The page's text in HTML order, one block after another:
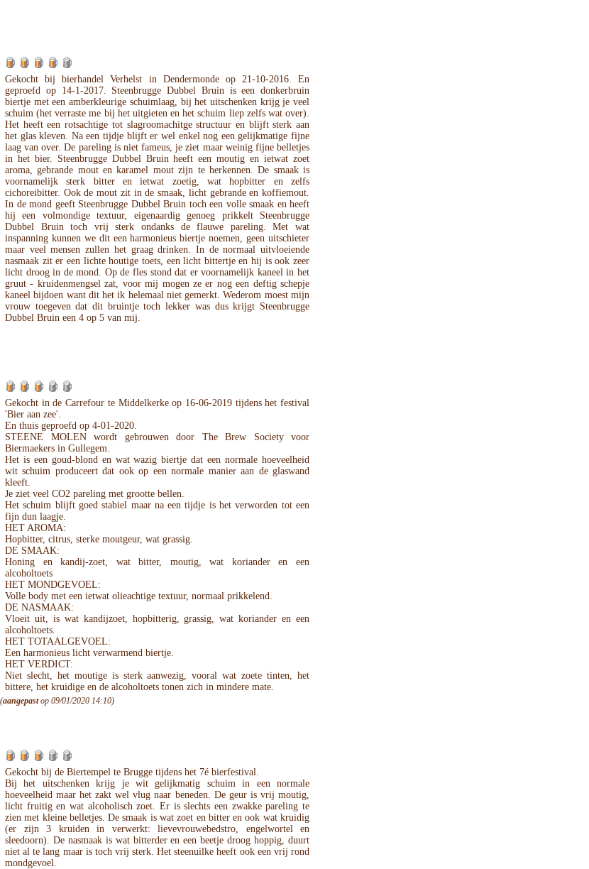
Gekocht bij bierhandel Verhelst in Dendermonde op 21-10-2016. En
geproefd op 14-1-2017. Steenbrugge Dubbel Bruin is een donkerbruin
biertje met een amberkleurige schuimlaag, bij het uitschenken krijg je veel
schuim (het verraste me bij het uitgieten en het schuim liep zelfs wat over).
Het heeft een rotsachtige tot slagroomachitge structuur en blijft sterk aan
het glas kleven. Na een tijdje blijft er wel enkel nog een gelijkmatige fijne
laag van over. De pareling is niet fameus, je ziet maar weinig fijne belletjes
in het bier. Steenbrugge Dubbel Bruin heeft een moutig en ietwat zoet
aroma, gebrande mout en karamel mout zijn te herkennen. De smaak is
voornamelijk sterk bitter en ietwat zoetig, wat hopbitter en zelfs
cichoreibitter. Ook de mout zit in de smaak, licht gebrande en koffiemout.
In de mond geeft Steenbrugge Dubbel Bruin toch een volle smaak en heeft
hij een volmondige textuur, eigenaardig genoeg prikkelt Steenbrugge
Dubbel Bruin toch vrij sterk ondanks de flauwe pareling. Met wat
inspanning kunnen we dit een harmonieus biertje noemen, geen uitschieter
maar veel mensen zullen het graag drinken. In de normaal uitvloeiende
nasmaak zit er een lichte houtige toets, een licht bittertje en hij is ook zeer
licht droog in de mond. Op de fles stond dat er voornamelijk kaneel in het
gruut - kruidenmengsel zat, voor mij mogen ze er nog een deftig schepje
kaneel bijdoen want dit het ik helemaal niet gemerkt. Wederom moest mijn
vrouw toegeven dat dit bruintje toch lekker was dus krijgt Steenbrugge
Dubbel Bruin een 4 op 5 van mij.
Gekocht in de Carrefour te Middelkerke op 16-06-2019 tijdens het festival
'Bier aan zee'.
En thuis geproefd op 4-01-2020.
STEENE MOLEN wordt gebrouwen door The Brew Society voor
Biermaekers in Gullegem.
Het is een goud-blond en wat wazig biertje dat een normale hoeveelheid
wit schuim produceert dat ook op een normale manier aan de glaswand
kleeft.
Je ziet veel CO2 pareling met grootte bellen.
Het schuim blijft goed stabiel maar na een tijdje is het verworden tot een
fijn dun laagje.
HET AROMA:
Hopbitter, citrus, sterke moutgeur, wat grassig.
DE SMAAK:
Honing en kandij-zoet, wat bitter, moutig, wat koriander en een
alcoholtoets
HET MONDGEVOEL:
Volle body met een ietwat olieachtige textuur, normaal prikkelend.
DE NASMAAK:
Vloeit uit, is wat kandijzoet, hopbitterig, grassig, wat koriander en een
alcoholtoets.
HET TOTAALGEVOEL:
Een harmonieus licht verwarmend biertje.
HET VERDICT:
Niet slecht, het moutige is sterk aanwezig, vooral wat zoete tinten, het
bittere, het kruidige en de alcoholtoets tonen zich in mindere mate.
aangepastop 09/01/2020 14:10)
Gekocht bij de Biertempel te Brugge tijdens het 7é bierfestival.
Bij het uitschenken krijg je wit gelijkmatig schuim in een normale
hoeveelheid maar het zakt wel vlug naar beneden. De geur is vrij moutig,
licht fruitig en wat alcoholisch zoet. Er is slechts een zwakke pareling te
zien met kleine belletjes. De smaak is wat zoet en bitter en ook wat kruidig
(er zijn 3 kruiden in verwerkt: lievevrouwebedstro, engelwortel en
sleedoorn). De nasmaak is wat bitterder en een beetje droog hoppig, duurt
niet al te lang maar is toch vrij sterk. Het steenuilke heeft ook een vrij rond
mondgevoel.